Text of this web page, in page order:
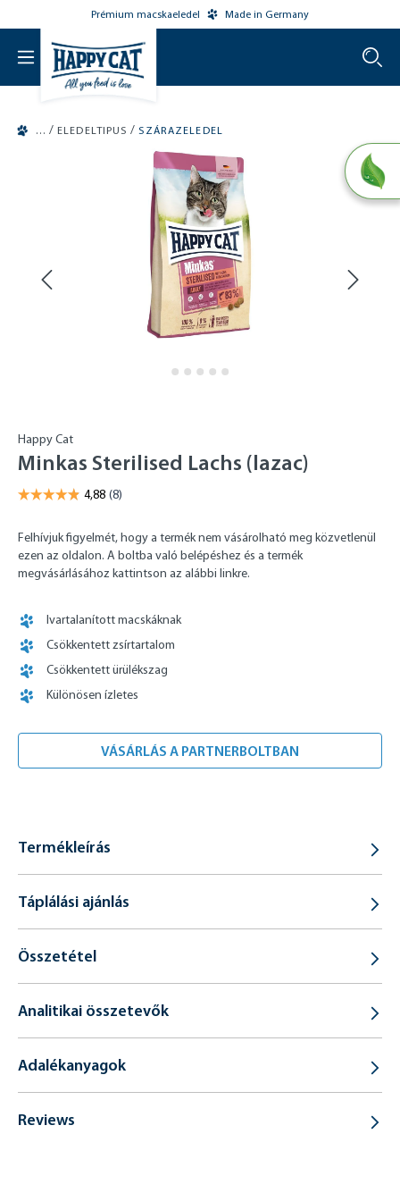
Prémium macskaeledel Made in Germany
/ ELEDELTIPUS / SZÁRAZELEDEL
Happy Cat
Minkas Sterilised Lachs (lazac)
Felhívjuk figyelmét, hogy a termék nem vásárolható meg közvetlenül
ezen az oldalon. A boltba való belépéshez és a termék
megvásárlásához kattintson az alábbi linkre.
Ivartalanított macskáknak
Csökkentett zsírtartalom
Csökkentett ürülékszag
Különösen ízletes
VÁSÁRLÁS A PARTNERBOLTBAN
Termékleírás
Táplálási ajánlás
Összetétel
Analitikai összetevők
Adalékanyagok
Reviews